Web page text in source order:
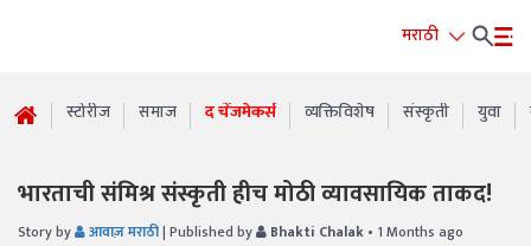
मराठी
स्टोरीज समाज द चेंजमेकर्स व्यक्तिविशेष संस्कृती युवा
भारताची संमिश्र संस्कृती हीच मोठी व्यावसायिक ताकद!
Story by आवाज़ मराठी| Published by Bhakti Chalak • 1 Months ago